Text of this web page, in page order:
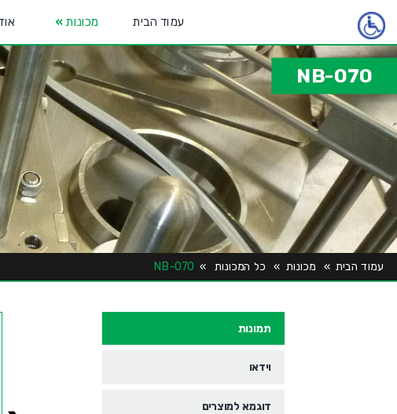
עמוד הבית מכונות »
NB-070
עמוד הבית» מכונות » כל המכונות »
NB-070
תמונות
וידאו
דוגמא למוצרים